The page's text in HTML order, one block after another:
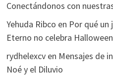
Conectándonos con
Yehuda Ribco en Por qué un
Eterno no celebra Halloween
rydhelexcven Mensajes de
Noé y el Diluvio